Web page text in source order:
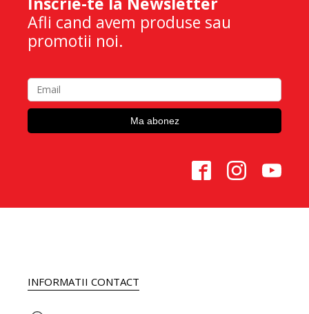
Afli cand avem produse sau
promotii noi.
INFORMATII CONTACT